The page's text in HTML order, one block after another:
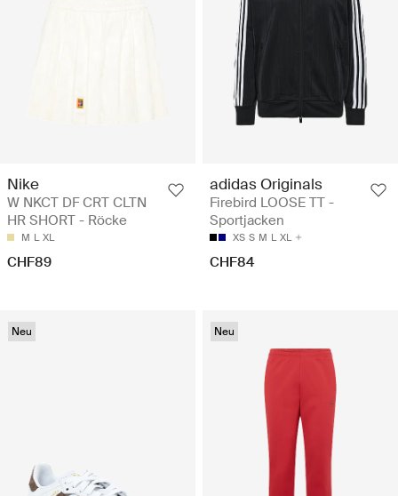
Nike
W NKCT DF CRT CLTN
HR SHORT - Röcke
M L XL
CHF89
adidas Originals
Firebird LOOSE TT -
Sportjacken
XS S M L XL
CHF84
Neu Neu